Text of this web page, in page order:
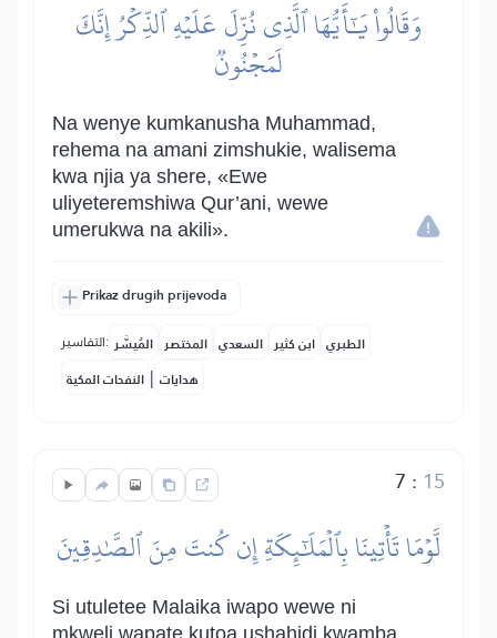
وَقَالُواْ يَٰٓأَيُّهَا ٱلَّذِي نُزِّلَ عَلَيۡهِ ٱلذِّكۡرُ إِنَّكَ
لَمَجۡنُونٞ
Na wenye kumkanusha Muhammad,
rehema na amani zimshukie, walisema
kwa njia ya shere, «Ewe
uliyeteremshiwa Qur’ani, wewe
umerukwa na akili».
Prikaz drugih prijevoda
التفاسير: المُيسَّر المختصر السعدي ابن كثير الطبري
النفحات المكية | هدايات
7 : 15
لَّوۡمَا تَأۡتِينَا بِٱلۡمَلَٰٓئِكَةِ إِن كُنتَ مِنَ ٱلصَّٰدِقِينَ
Si utuletee Malaika iwapo wewe ni
mkweli wapate kutoa ushahidi kwamba